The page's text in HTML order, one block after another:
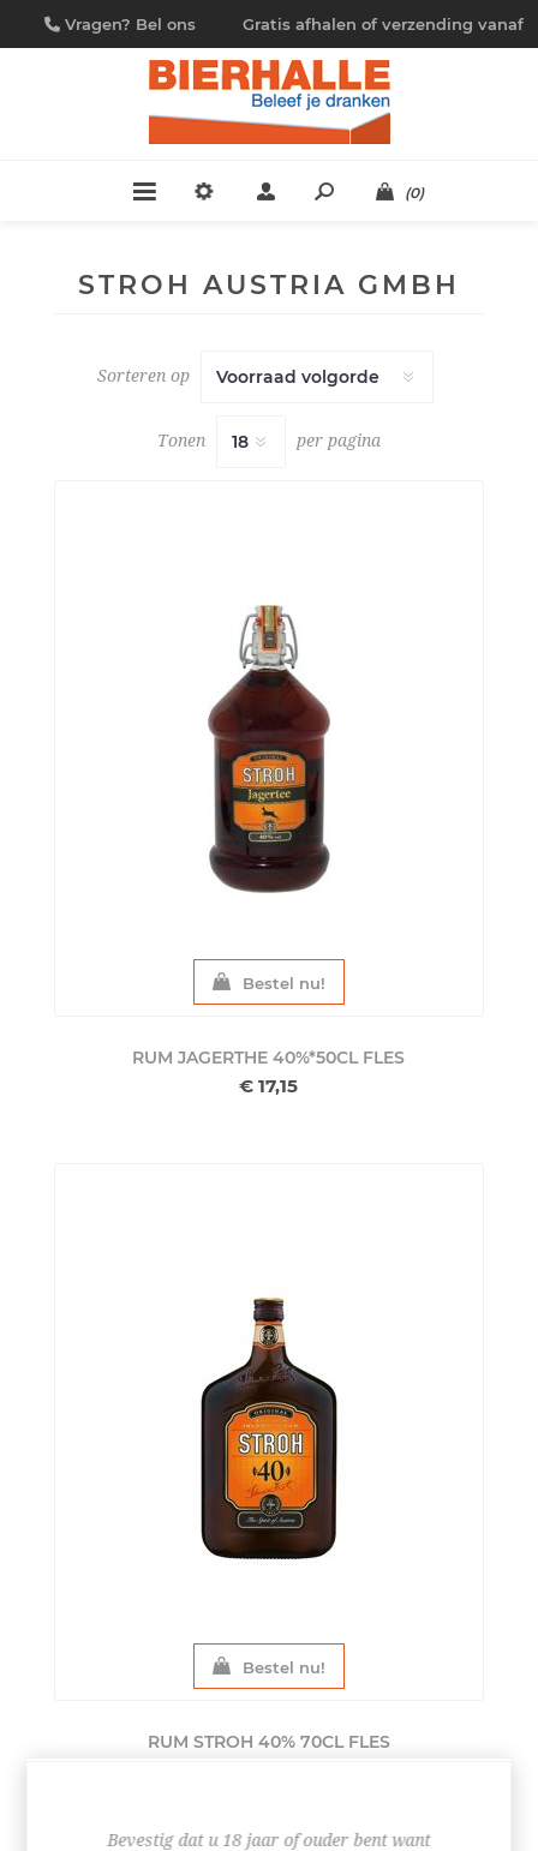
Vragen? Bel ons
09/230.88.44
Gratis afhalen of verzending vanaf
€ 4,95
(0)
STROH AUSTRIA GMBH
Sorteren op
Tonen per pagina
Bestel nu!
RUM JAGERTHE 40%*50CL FLES
€ 17,15
Bestel nu!
RUM STROH 40% 70CL FLES
Bevestig dat u 18 jaar of ouder bent want